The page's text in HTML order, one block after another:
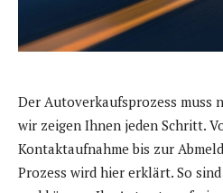
Der Autoverkaufsprozess muss
wir zeigen Ihnen jeden Schritt.
Kontaktaufnahme bis zur
Prozess wird hier erklärt. So